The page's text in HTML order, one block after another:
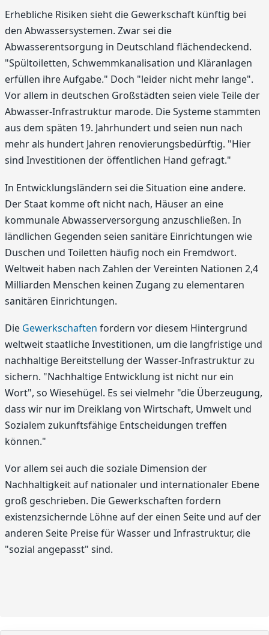
Erhebliche Risiken sieht die Gewerkschaft künftig bei
den Abwassersystemen. Zwar sei die
Abwasserentsorgung in Deutschland flächendeckend.
"Spültoiletten, Schwemmkanalisation und Kläranlagen
erfüllen ihre Aufgabe." Doch "leider nicht mehr lange".
Vor allem in deutschen Großstädten seien viele Teile der
Abwasser-Infrastruktur marode. Die Systeme stammten
aus dem späten 19. Jahrhundert und seien nun nach
mehr als hundert Jahren renovierungsbedürftig. "Hier
sind Investitionen der öffentlichen Hand gefragt."
In Entwicklungsländern sei die Situation eine andere.
Der Staat komme oft nicht nach, Häuser an eine
kommunale Abwasserversorgung anzuschließen. In
ländlichen Gegenden seien sanitäre Einrichtungen wie
Duschen und Toiletten häufig noch ein Fremdwort.
Weltweit haben nach Zahlen der Vereinten Nationen 2,4
Milliarden Menschen keinen Zugang zu elementaren
sanitären Einrichtungen.
Die Gewerkschaften fordern vor diesem Hintergrund
weltweit staatliche Investitionen, um die langfristige und
nachhaltige Bereitstellung der Wasser-Infrastruktur zu
sichern. "Nachhaltige Entwicklung ist nicht nur ein
Wort", so Wiesehügel. Es sei vielmehr "die Überzeugung,
dass wir nur im Dreiklang von Wirtschaft, Umwelt und
Sozialem zukunftsfähige Entscheidungen treffen
können."
Vor allem sei auch die soziale Dimension der
Nachhaltigkeit auf nationaler und internationaler Ebene
groß geschrieben. Die Gewerkschaften fordern
existenzsichernde Löhne auf der einen Seite und auf der
anderen Seite Preise für Wasser und Infrastruktur, die
"sozial angepasst" sind.